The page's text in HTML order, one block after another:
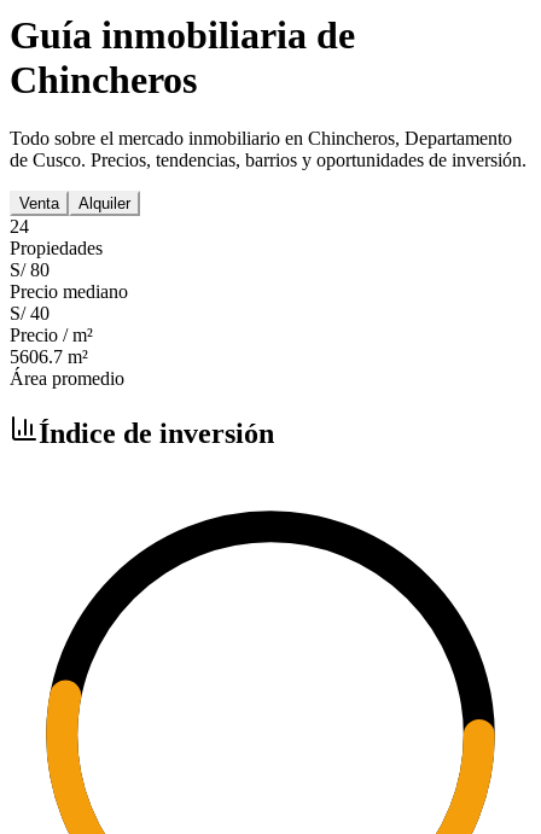
Guía inmobiliaria de
Chincheros
Todo sobre el mercado inmobiliario en Chincheros, Departamento
de Cusco. Precios, tendencias, barrios y oportunidades de inversión.
Venta Alquiler
24
Propiedades
S/ 80
Precio mediano
S/ 40
Precio / m²
5606.7 m²
Área promedio
Índice de inversión